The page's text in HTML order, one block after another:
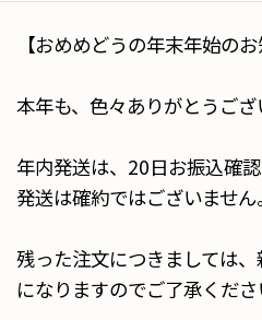
【おめめどうの年末年始のお
本年も、色々ありがとうご
年内発送は、20日お振込確
発送は確約ではございません。
残った注文につきましては
になりますのでご了承くださ